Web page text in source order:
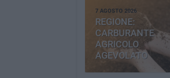
7 AGOSTO 2026
REGIONE:
CARBURANTE
AGRICOLO
AGEVOLATO